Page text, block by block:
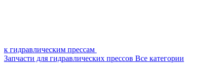
к гидравлическим прессам
Запчасти для гидравлических прессов Все категории